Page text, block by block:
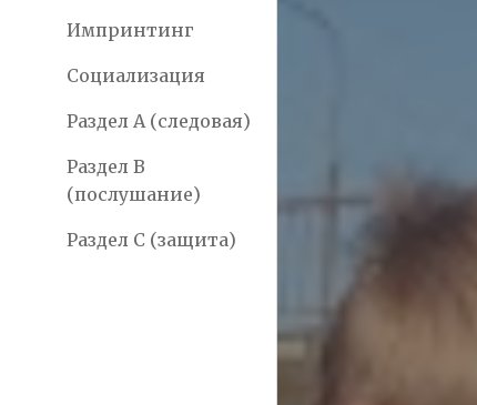
Импринтинг
Социализация
Раздел А (следовая)
Раздел В
(послушание)
Раздел С (защита)